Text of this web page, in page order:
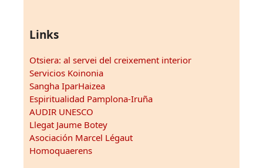
Links
Otsiera: al servei del creixement interior
Servicios Koinonia
Sangha IparHaizea
Espiritualidad Pamplona-Iruña
AUDIR UNESCO
Llegat Jaume Botey
Asociación Marcel Légaut
Homoquaerens